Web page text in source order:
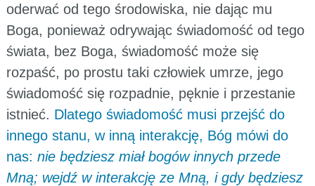
oderwać od tego środowiska, nie dając mu
Boga, ponieważ odrywając świadomość od tego
świata, bez Boga, świadomość może się
rozpaść, po prostu taki człowiek umrze, jego
świadomość się rozpadnie, pęknie i przestanie
istnieć. Dlatego świadomość musi przejść do
innego stanu, w inną interakcję, Bóg mówi do
nas: nie będziesz miał bogów innych przede
Mną; wejdź w interakcję ze Mną, i gdy będziesz